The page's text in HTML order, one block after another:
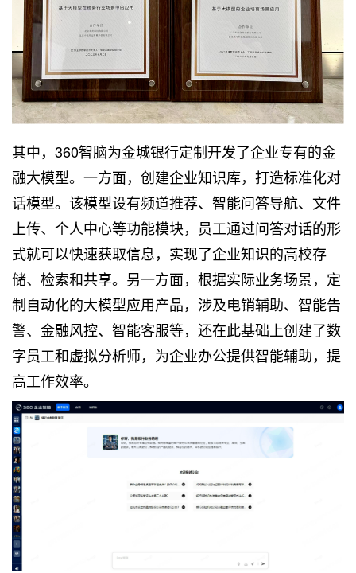
其中，360智脑为金城银行定制开发了企业专有的金
融大模型。一方面，创建企业知识库，打造标准化对
话模型。该模型设有频道推荐、智能问答导航、文件
上传、个人中心等功能模块，员工通过问答对话的形
式就可以快速获取信息，实现了企业知识的高校存
储、检索和共享。另一方面，根据实际业务场景，定
制自动化的大模型应用产品，涉及电销辅助、智能告
警、金融风控、智能客服等，还在此基础上创建了数
字员工和虚拟分析师，为企业办公提供智能辅助，提
高工作效率。